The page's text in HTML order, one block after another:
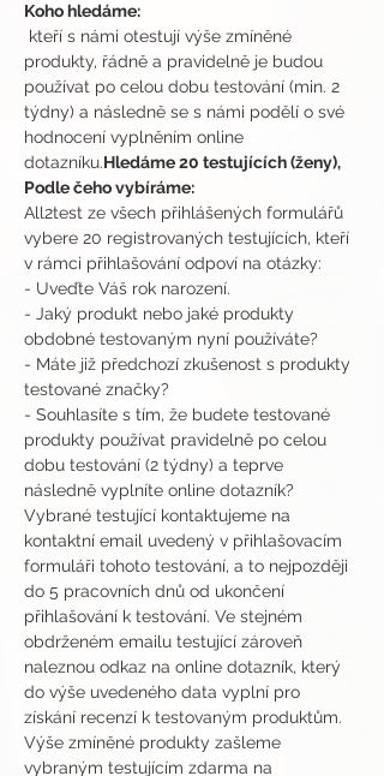
Koho hledáme:
produkty, řádně a pravidelně je budou
používat po celou dobu testování (min. 2
týdny) a následně se s námi podělí o své
hodnocení vyplněním online
dotazníku.Hledáme 20 testujících (ženy),
Podle čeho vybíráme:
All2test ze všech přihlášených formulářů
vybere 20 registrovaných testujících, kteří
v rámci přihlašování odpoví na otázky:
- Uveďte Váš rok narození.
- Jaký produkt nebo jaké produkty
obdobné testovaným nyní používáte?
- Máte již předchozí zkušenost s produkty
testované značky?
- Souhlasíte s tím, že budete testované
produkty používat pravidelně po celou
dobu testování (2 týdny) a teprve
následně vyplníte online dotazník?
Vybrané testující kontaktujeme na
kontaktní email uvedený v přihlašovacím
formuláři tohoto testování, a to nejpozději
do 5 pracovních dnů od ukončení
přihlašování k testování. Ve stejném
obdrženém emailu testující zároveň
naleznou odkaz na online dotazník, který
do výše uvedeného data vyplní pro
získání recenzí k testovaným produktům.
Výše zmíněné produkty zašleme
vybraným testujícím zdarma na